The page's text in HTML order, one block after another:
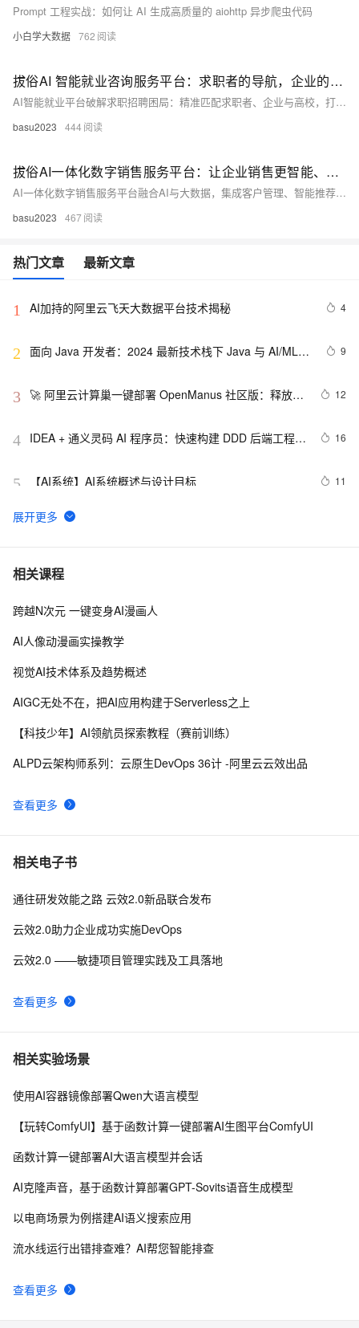
Prompt 工程实战：如何让 AI 生成高质量的 aiohttp 异步爬虫代码
小白学大数据 762
拔俗AI 智能就业咨询服务平台：求职者的导航，企业的招聘滤网
AI智能就业平台破解求职招聘困局：精准匹配求职者、企业与高校，打破信息壁垒。简历诊断、岗位推荐、技能提升一站式服务，让就业更高效。
basu2023 444
拔俗AI一体化数字销售服务平台：让企业销售更智能、更高效
AI一体化数字销售服务平台融合AI与大数据，集成客户管理、智能推荐、自动化跟进等功能，实现销售全流程智能化。打破传统模式困局，提升转化率与效率，助力企业降本增效，抢占数字化转型先机。（238字）
basu2023 467
热门文章 最新文章
1 AI加持的阿里云飞天大数据平台技术揭秘 4
2 面向 Java 开发者：2024 最新技术栈下 Java 与 AI/ML
9
3 🚀 阿里云计算巢一键部署 OpenManus 社区版：释放 AI
12
4 IDEA + 通义灵码 AI 程序员：快速构建 DDD 后端工程模
16
5 【AI系统】AI系统概述与设计目标 11
6
《百炼成金-大金融模型新篇章》––11.构建金融级AI原
7 视觉AI五天训练营教程 Day 1
8 固特异（Goodyear）利用人工智能和物联网实现数字化
年度Best Papers 一文回顾（1）
101370亿参数、接近人类水平，谷歌对话AI模型LaMDA放
相关课程
查看更多
跨越N次元 一键变身AI漫画人
AI人像动漫画实操教学
视觉AI技术体系及趋势概述
AIGC无处不在，把AI应用构建于Serverless之上
【科技少年】AI领航员探索教程（赛前训练）
ALPD云架构师系列：云原生DevOps 36计 -阿里云云效出品
相关电子书
查看更多
通往研发效能之路 云效2.0新品联合发布
云效2.0助力企业成功实施DevOps
云效2.0 ——敏捷项目管理实践及工具落地
相关实验场景
查看更多
使用AI容器镜像部署Qwen大语言模型
【玩转ComfyUI】基于函数计算一键部署AI生图平台ComfyUI
函数计算一键部署AI大语言模型并会话
AI克隆声音，基于函数计算部署GPT-Sovits语音生成模型
以电商场景为例搭建AI语义搜索应用
流水线运行出错排查难？AI帮您智能排查